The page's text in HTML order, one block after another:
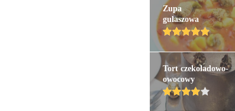
Zupa
gulaszowa
Tort czekoladowo-
owocowy